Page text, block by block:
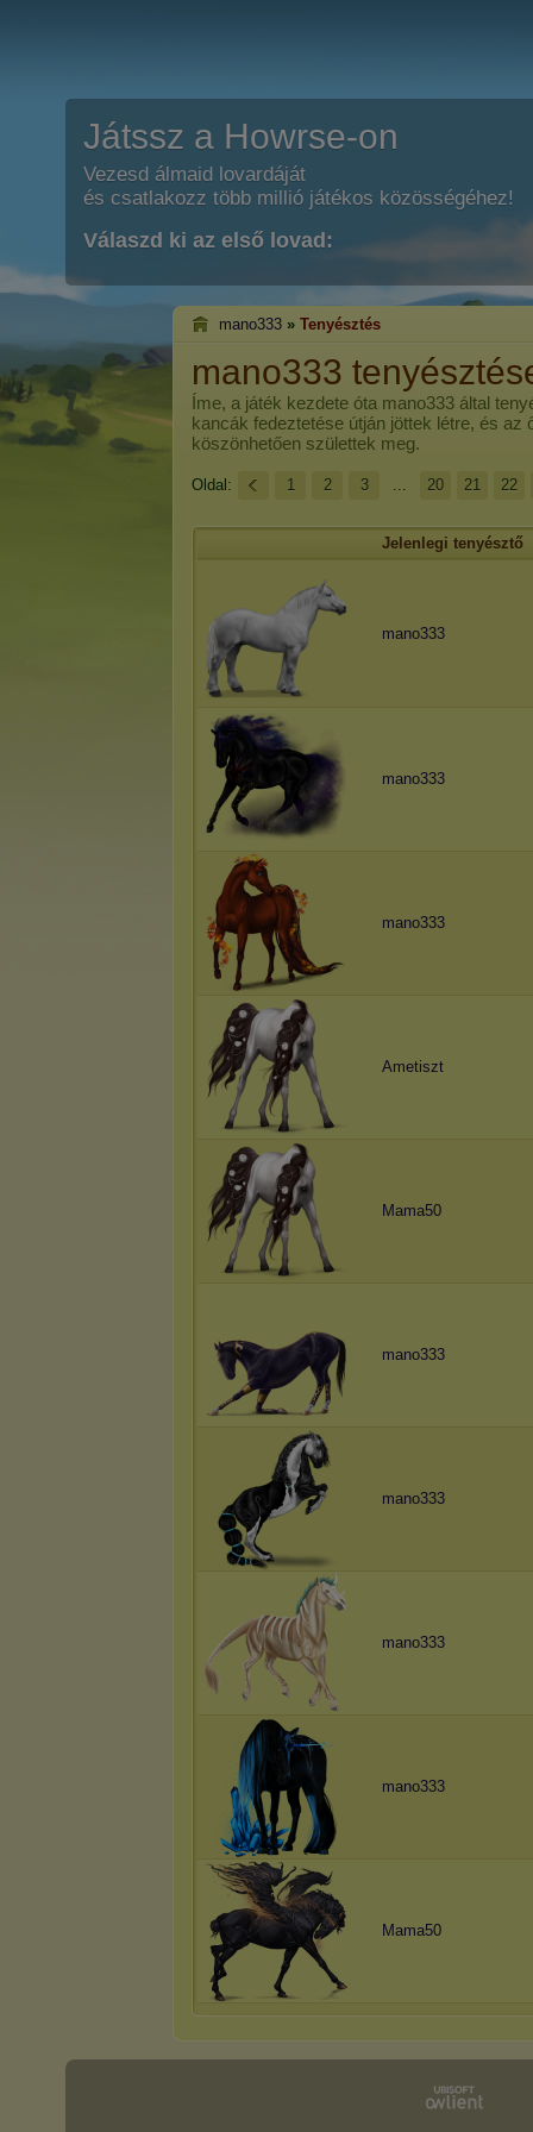
Játssz a Howrse-on
Vezesd álmaid lovardáját
és csatlakozz több millió játékos közösségéhez!
Válaszd ki az első lovad:
mano333 » Tenyésztés
mano333
Íme, a játék kezdete óta mano333 által
kancák fedeztetése útján jöttek létre, és az
köszönhetően születtek meg.
Oldal: 1 2 3 ... 20 21 22
Jelenlegi tenyésztő
mano333
mano333
mano333
Ametiszt
Mama50
mano333
mano333
mano333
mano333
Mama50